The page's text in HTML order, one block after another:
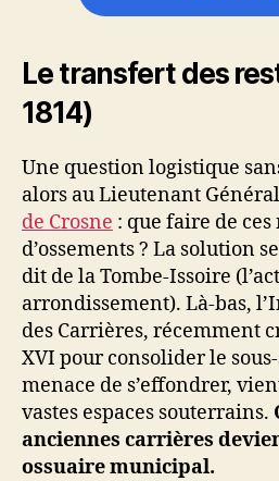
Le transfert des
1814)
Une question logistique
alors au Lieutenant
de Crosne : que faire de
d’ossements ? La solution
dit de la Tombe-Issoire
arrondissement). Là-bas,
des Carrières, récemment
XVI pour consolider le
menace de s’effondrer,
vastes espaces souterrains.
anciennes carrières
ossuaire municipal.